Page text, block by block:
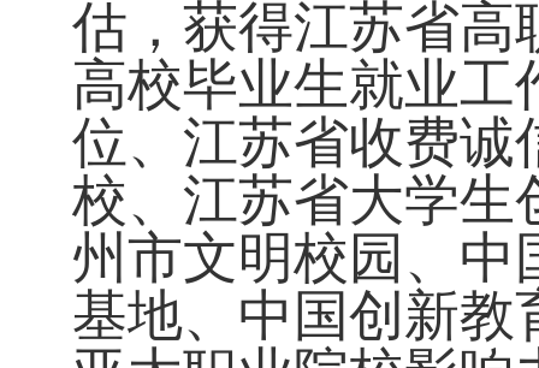
估，获得江苏省高
高校毕业生就业工
位、江苏省收费诚
校、江苏省大学生
州市文明校园、中
基地、中国创新教